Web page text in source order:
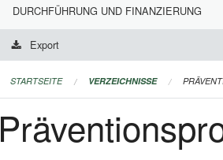
DURCHFÜHRUNG UND FINANZIERUNG
Export
STARTSEITE VERZEICHNISSE